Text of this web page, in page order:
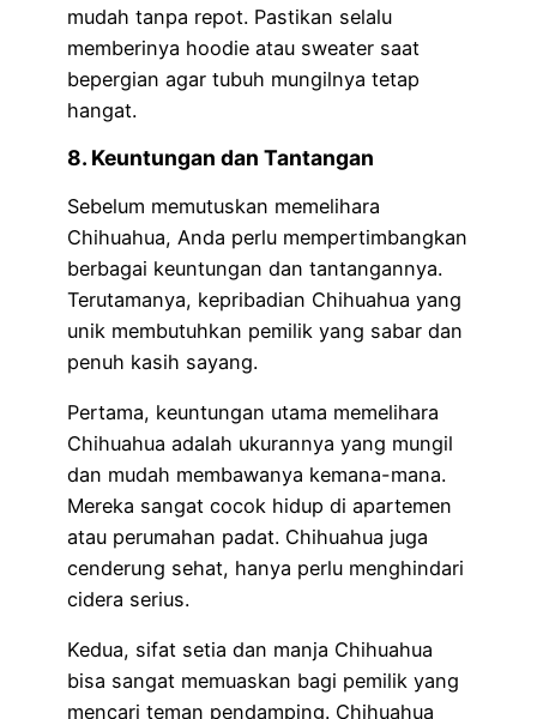
mudah tanpa repot. Pastikan selalu
memberinya hoodie atau sweater saat
bepergian agar tubuh mungilnya tetap
hangat.
8. Keuntungan dan Tantangan
Sebelum memutuskan memelihara
Chihuahua, Anda perlu mempertimbangkan
berbagai keuntungan dan tantangannya.
Terutamanya, kepribadian Chihuahua yang
unik membutuhkan pemilik yang sabar dan
penuh kasih sayang.
Pertama, keuntungan utama memelihara
Chihuahua adalah ukurannya yang mungil
dan mudah membawanya kemana-mana.
Mereka sangat cocok hidup di apartemen
atau perumahan padat. Chihuahua juga
cenderung sehat, hanya perlu menghindari
cidera serius.
Kedua, sifat setia dan manja Chihuahua
bisa sangat memuaskan bagi pemilik yang
mencari teman pendamping. Chihuahua